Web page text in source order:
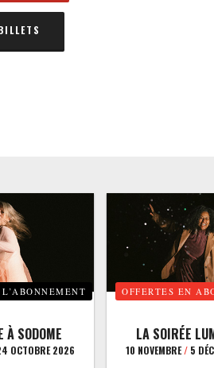
À SODOME
OCTOBRE 2026
OFFERTES EN
LA SOIRÉE
10 NOVEMBRE/ 5